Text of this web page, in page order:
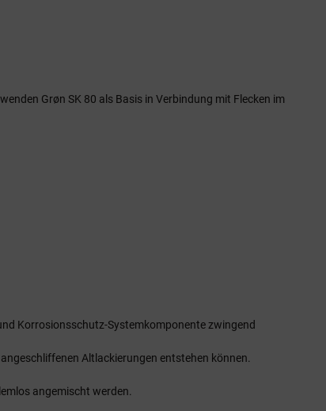
Grøn SK 80 als Basis in Verbindung mit Flecken im
Korrosionsschutz-Systemkomponente zwingend
Altlackierungen entstehen können.
angemischt werden.